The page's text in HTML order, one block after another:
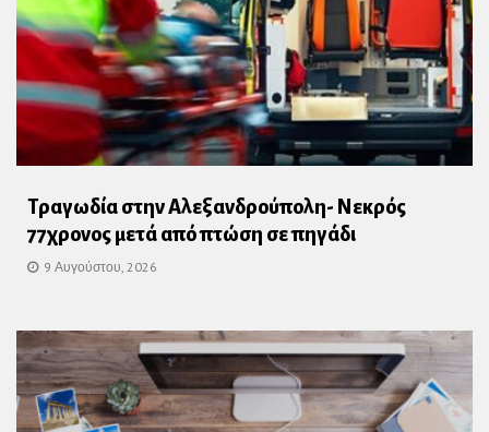
Τραγωδία στην Αλεξανδρούπολη- Νεκρός
77χρονος μετά από πτώση σε πηγάδι
9 Αυγούστου, 2026